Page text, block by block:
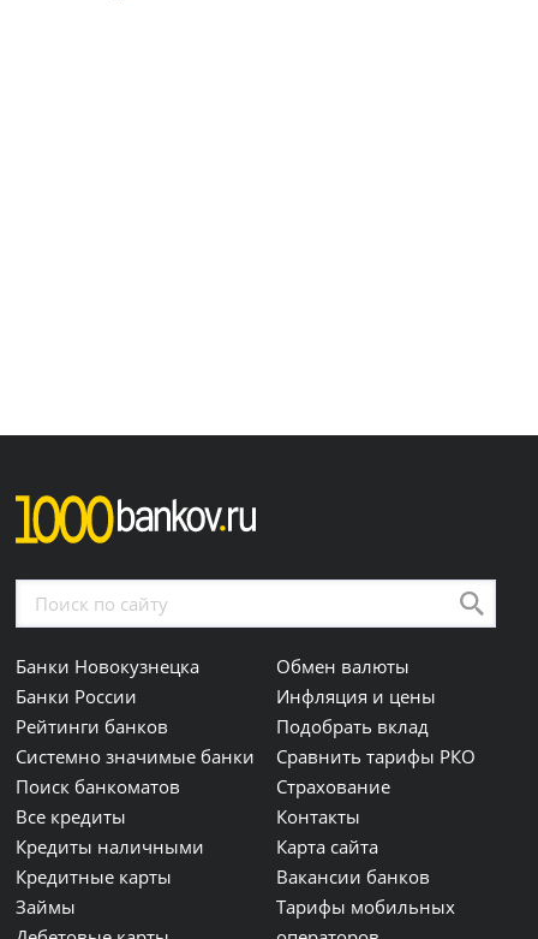
Банки Новокузнецка
Банки России
Рейтинги банков
Системно значимые банки
Поиск банкоматов
Все кредиты
Кредиты наличными
Кредитные карты
Займы
Обмен валюты
Инфляция и цены
Подобрать вклад
Сравнить тарифы РКО
Страхование
Контакты
Карта сайта
Вакансии банков
Тарифы мобильных